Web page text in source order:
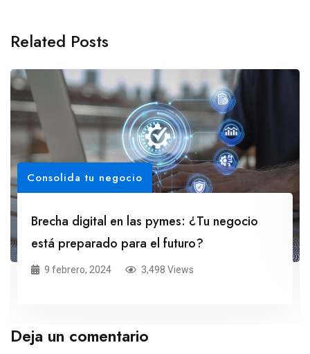
Related Posts
Consolida tu negocio
Brecha digital en las pymes: ¿Tu negocio
está preparado para el futuro?
9 febrero, 2024 3,498 Views
Deja un comentario